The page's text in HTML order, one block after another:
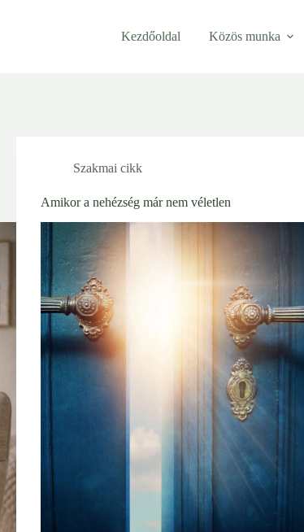
Kezdőoldal Közös munka
Szakmai cikk
Amikor a nehézség már nem véletlen